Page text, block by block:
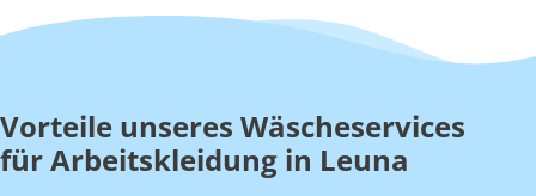
Vorteile unseres Wäscheservices
für Arbeitskleidung in Leuna